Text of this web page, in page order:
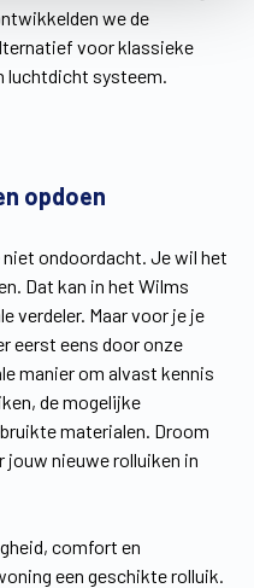
we de
voor klassieke
luchtdicht systeem.
opdoen
ondoordacht. Je wil het
Dat kan in het Wilms
verdeler. Maar voor je je
eerst eens door onze
manier om alvast kennis
de mogelijke
materialen. Droom
nieuwe rolluiken in
comfort en
een geschikte rolluik.